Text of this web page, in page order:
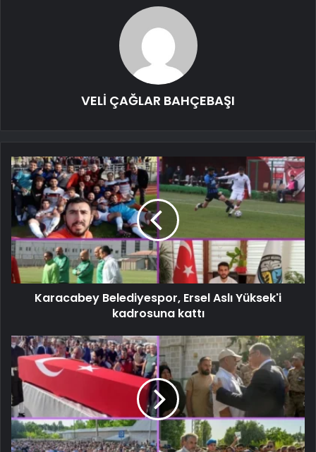
VELİ ÇAĞLAR BAHÇEBAŞI
Karacabey Belediyespor, Ersel Aslı Yüksek'i
kadrosuna kattı